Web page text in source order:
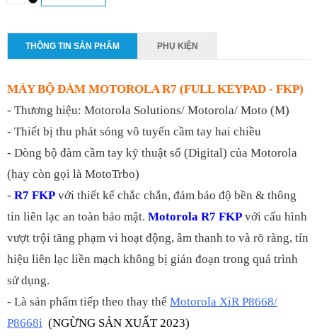
THÔNG TIN SẢN PHẨM PHỤ KIỆN
MÁY BỘ ĐÀM MOTOROLA R7 (FULL KEYPAD - FKP)
- Thương hiệu: Motorola Solutions/ Motorola/ Moto (M)
- Thiết bị thu phát sóng vô tuyến cầm tay hai chiều
- Dòng bộ đàm cầm tay kỹ thuật số (Digital) của Motorola
(hay còn gọi là MotoTrbo)
- R7 FKP với thiết kế chắc chắn, đảm bảo độ bền & thông
tin liên lạc an toàn bảo mật. Motorola R7 FKP với cấu hình
vượt trội tăng phạm vi hoạt động, âm thanh to và rõ ràng, tín
hiệu liên lạc liền mạch không bị gián đoạn trong quá trình
sử dụng.
- Là sản phẩm tiếp theo thay thế Motorola XiR P8668/
P8668i (NGỪNG SẢN XUẤT 2023)